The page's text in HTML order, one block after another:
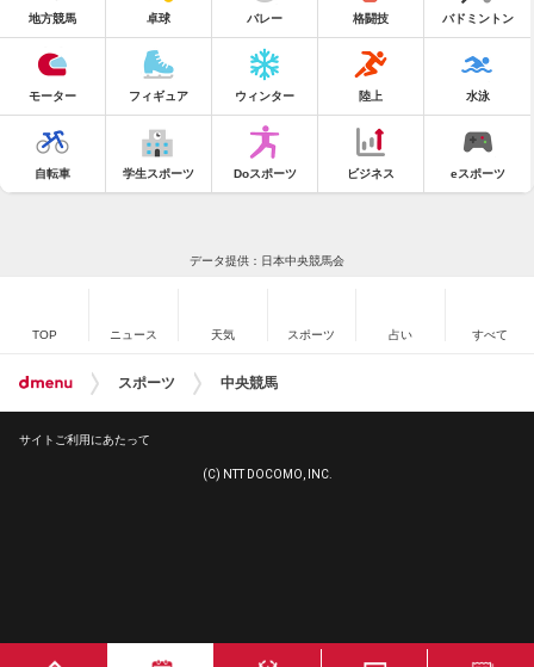
地方競馬 卓球 バレー 格闘技 バドミントン
モーター フィギュア ウィンター 陸上 水泳
自転車 学生スポーツ Doスポーツ ビジネス eスポーツ
データ提供：日本中央競馬会
TOP ニュース 天気 スポーツ 占い すべて
スポーツ 中央競馬
サイトご利用にあたって
(C) NTT DOCOMO, INC.